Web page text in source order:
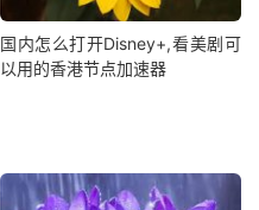
国内怎么打开Disney+,看美剧可
以用的香港节点加速器